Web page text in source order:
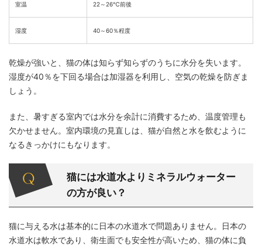
室温 22～26℃前後
湿度 40～60％程度
乾燥が強いと、猫の体は知らず知らずのうちに水分を失います。
湿度が40％を下回る場合は加湿器を利用し、空気の乾燥を防ぎま
しょう。
また、暑すぎる室内では水分を余計に消費するため、温度管理も
欠かせません。室内環境の見直しは、猫が自然と水を飲むように
なるきっかけにもなります。
猫には水道水よりミネラルウォーター
の方が良い？
猫に与える水は基本的に日本の水道水で問題ありません。日本の
水道水は軟水であり、衛生面でも安全性が高いため、猫の体に負